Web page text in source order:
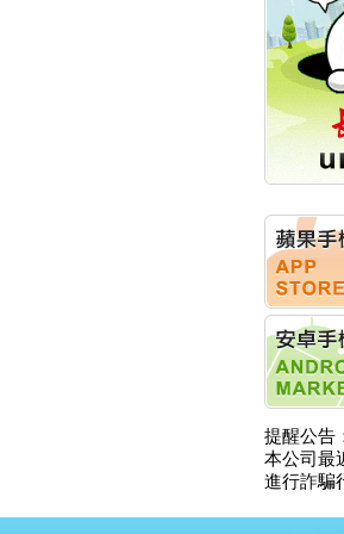
計畫
明緯
競
量
秀育
能系
認證
聯博
華旭
碩通
公告
及代
華旭
碩通
公
工認
華旭
碩通
公告
向關
碩通
提醒公告
本公司最
進行詐騙